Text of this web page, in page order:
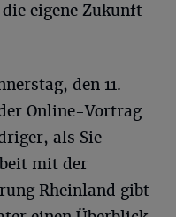
eigene Zukunft
den 11.
Online-Vortrag
als Sie
mit der
Rheinland gibt